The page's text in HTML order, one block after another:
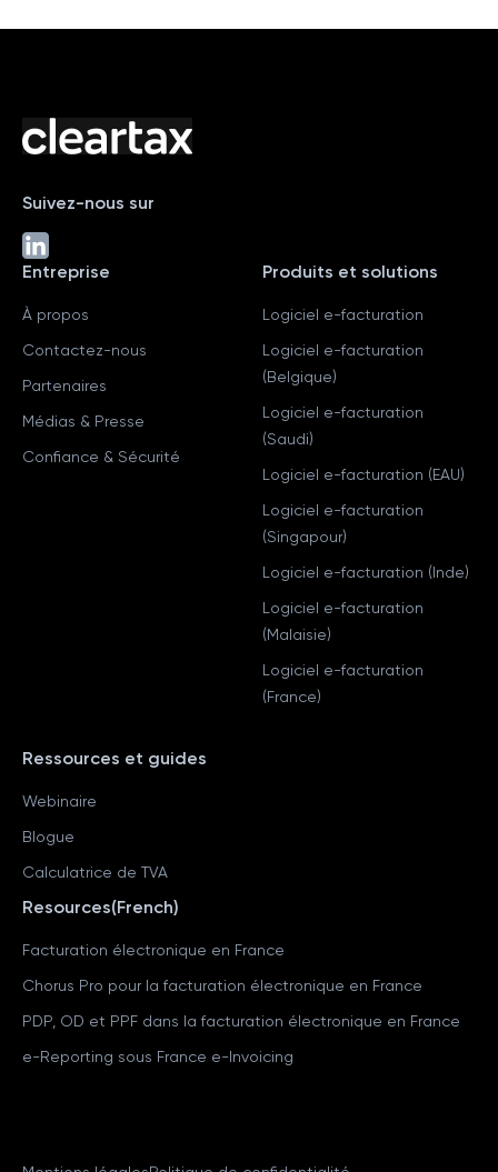
Suivez-nous sur
Entreprise
À propos
Contactez-nous
Partenaires
Médias & Presse
Confiance & Sécurité
Produits et solutions
Logiciel e-facturation
Logiciel e-facturation
(Belgique)
Logiciel e-facturation
(Saudi)
Logiciel e-facturation (EAU)
Logiciel e-facturation
(Singapour)
Logiciel e-facturation (Inde)
Logiciel e-facturation
(Malaisie)
Logiciel e-facturation
(France)
Ressources et guides
Webinaire
Blogue
Calculatrice de TVA
Resources(French)
Facturation électronique en France
Chorus Pro pour la facturation électronique en France
PDP, OD et PPF dans la facturation électronique en France
e-Reporting sous France e-Invoicing